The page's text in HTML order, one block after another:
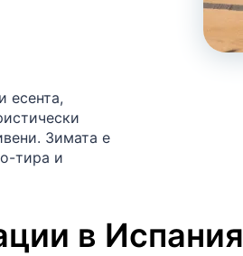
есента,
Зимата е
тира и
в Испания